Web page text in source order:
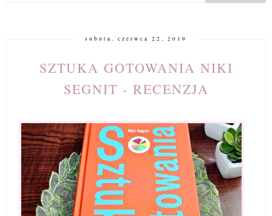
sobota, czerwca 22, 2019
SZTUKA GOTOWANIA NIKI
SEGNIT - RECENZJA